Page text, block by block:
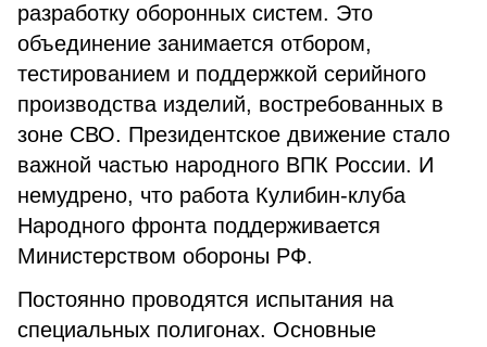
разработку оборонных систем. Это
объединение занимается отбором,
тестированием и поддержкой серийного
производства изделий, востребованных в
зоне СВО. Президентское движение стало
важной частью народного ВПК России. И
немудрено, что работа Кулибин-клуба
Народного фронта поддерживается
Министерством обороны РФ.
Постоянно проводятся испытания на
специальных полигонах. Основные